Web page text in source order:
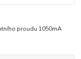
proudu 1050mA